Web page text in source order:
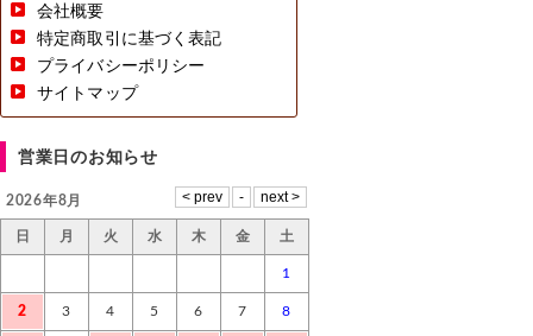
会社概要
特定商取引に基づく表記
プライバシーポリシー
サイトマップ
営業日のお知らせ
2026年8月
日 月 火 水 木 金 土
1
2 3 4 5 6 7 8